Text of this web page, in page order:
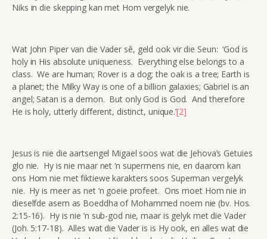
Niks in die skepping kan met Hom vergelyk nie.
Wat John Piper van die Vader sê, geld ook vir die Seun: ‘God is
holy in His absolute uniqueness. Everything else belongs to a
class. We are human; Rover is a dog; the oak is a tree; Earth is
a planet; the Milky Way is one of a billion galaxies; Gabriel is an
angel; Satan is a demon. But only God is God. And therefore
He is holy, utterly different, distinct, unique.’[2]
Jesus is nie die aartsengel Migael soos wat die Jehova’s Getuies
glo nie. Hy is nie maar net ‘n supermens nie, en daarom kan
ons Hom nie met fiktiewe karakters soos Superman vergelyk
nie. Hy is meer as net ‘n goeie profeet. Ons moet Hom nie in
dieselfde asem as Boeddha of Mohammed noem nie (bv. Hos.
2:15-16). Hy is nie ‘n sub-god nie, maar is gelyk met die Vader
(Joh. 5:17-18). Alles wat die Vader is is Hy ook, en alles wat die